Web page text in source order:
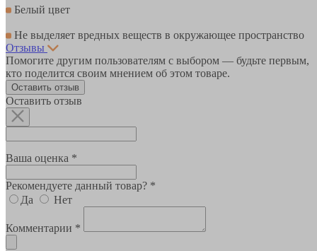
Белый цвет
Не выделяет вредных веществ в окружающее пространство
Отзывы
Помогите другим пользователям с выбором — будьте первым,
кто поделится своим мнением об этом товаре.
Оставить отзыв
Оставить отзыв
Ваша оценка *
Рекомендуете данный товар? *
Да
Нет
Комментарии *